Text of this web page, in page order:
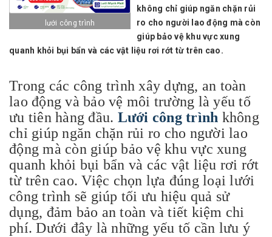
lưới công trình
không chỉ giúp ngăn chặn rủi
ro cho người lao động mà còn
giúp bảo vệ khu vực xung
quanh khỏi bụi bẩn và các vật liệu rơi rớt từ trên cao.
Trong các công trình xây dựng, an toàn
lao động và bảo vệ môi trường là yếu tố
ưu tiên hàng đầu. Lưới công trình không
chỉ giúp ngăn chặn rủi ro cho người lao
động mà còn giúp bảo vệ khu vực xung
quanh khỏi bụi bẩn và các vật liệu rơi rớt
từ trên cao. Việc chọn lựa đúng loại lưới
công trình sẽ giúp tối ưu hiệu quả sử
dụng, đảm bảo an toàn và tiết kiệm chi
phí. Dưới đây là những yếu tố cần lưu ý